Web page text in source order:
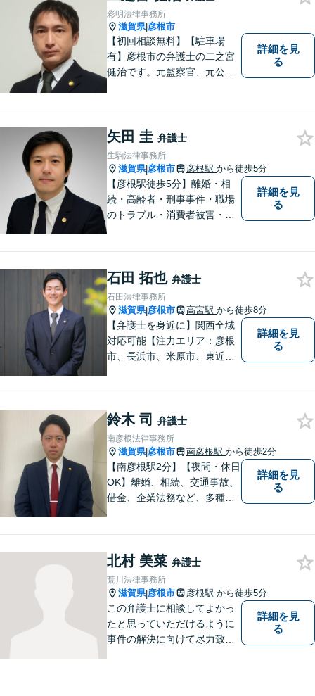
彩明法律事務所
滋賀県|彦根市
【初回相談無料】【駐車場
有】彦根市の弁護士の二之宮
健治です。元監察官、元公務
詳細を見
る
矢田 圭 弁護士
生駒法律事務所
滋賀県|彦根市 彦根駅 から徒歩5分
【彦根駅徒歩5分】離婚・相
続・高齢者・刑事事件・職場
のトラブル・消費者被害・法
詳細を見
る
石田 拓也 弁護士
石田法律事務所
滋賀県|彦根市 高宮駅 から徒歩8分
【弁護士を身近に】関西全域
対応可能【注力エリア：彦根
市、長浜市、米原市、東近江
まに、不安を和らげベストな
解決策を提供します「迅速丁
寧」【無料相談有・駐車場完
備】【英語対応可】
詳細を見
る
鈴木 司 弁護士
南彦根法律事務所
滋賀県|彦根市 南彦根駅 から徒歩2分
【南彦根駅2分】【夜間・休日
OK】離婚、相続、交通事故、
借金、企業法務など、多種多
をモットーに、皆様それぞれ
に合った解決を図ってまいり
ます。お気軽にご相談くださ
い。
詳細を見
る
北村 美菜 弁護士
荒川法律事務所
滋賀県|彦根市 彦根駅 から徒歩5分
この弁護士に相談してよかっ
たと思っていただけるように
事件の解決に向けて尽力致し
詳細を見
る